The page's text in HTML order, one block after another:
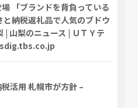
「ブランドを背負っている
納税返礼品で人気のブドウ
| 山梨のニュース | ＵＴＹテ
活用 札幌市が方針 –